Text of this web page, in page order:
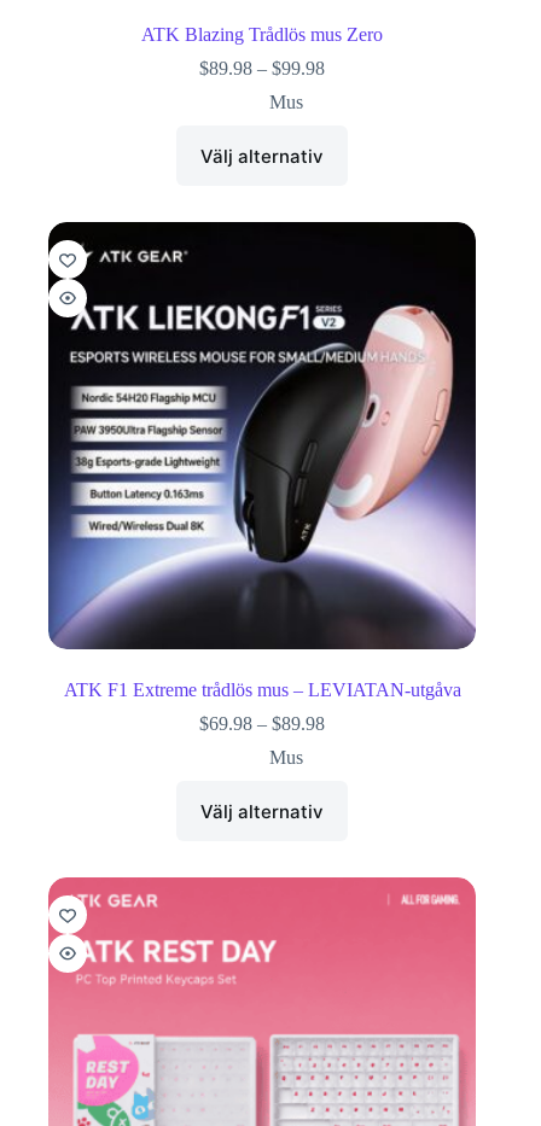
ATK Blazing Trådlös mus Zero
$89.98 – $99.98
Mus
Välj alternativ
ATK F1 Extreme trådlös mus – LEVIATAN-utgåva
$69.98 – $89.98
Mus
Välj alternativ